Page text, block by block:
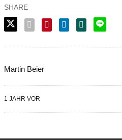
Martin Beier
1 JAHR VOR